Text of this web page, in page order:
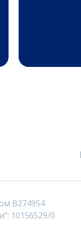
B274954
10156529/0